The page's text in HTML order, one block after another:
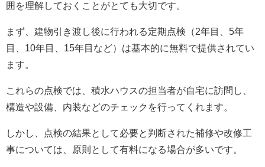
囲を理解しておくことがとても大切です。
まず、建物引き渡し後に行われる定期点検（2年目、5年
目、10年目、15年目など）は基本的に無料で提供されてい
ます。
これらの点検では、積水ハウスの担当者が自宅に訪問し、
構造や設備、内装などのチェックを行ってくれます。
しかし、点検の結果として必要と判断された補修や改修工
事については、原則として有料になる場合が多いです。